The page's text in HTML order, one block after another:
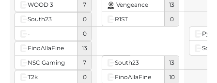
WOOD 3
7
South23
0
-
0
FinoAllaFinе
13
NSC Gaming
7
T2k
0
Vengeance
13
R1ST
0
South23
13
FinoAllaFinе
10